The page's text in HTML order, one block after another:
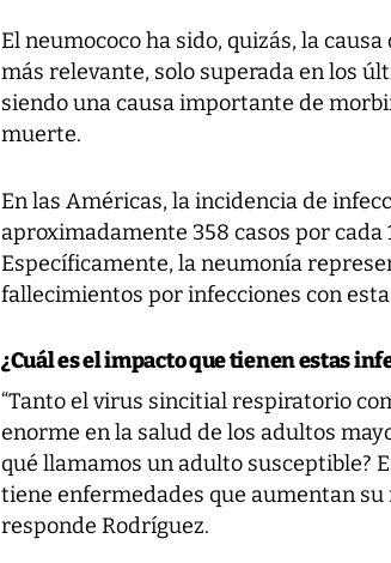
El neumococo ha sido, quizás, la
más relevante, solo superada en los
siendo una causa importante de
muerte.
En las Américas, la incidencia de
aproximadamente 358 casos por
Específicamente, la neumonía
fallecimientos por infecciones con
¿Cuál es el impacto que tienen estas
“Tanto el virus sincitial respiratorio
enorme en la salud de los adultos
qué llamamos un adulto susceptible?
tiene enfermedades que aumentan
responde Rodríguez.